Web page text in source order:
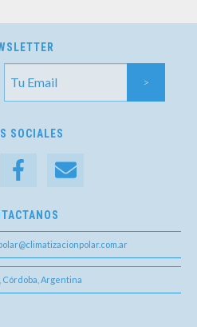
SOCIALES
Córdoba, Argentina